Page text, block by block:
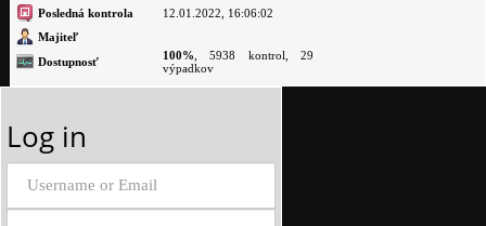
Posledná kontrola
12.01.2022, 16:06:02
Majiteľ
Dostupnosť
100% , 5938 kontrol, 29
výpadkov
Log in